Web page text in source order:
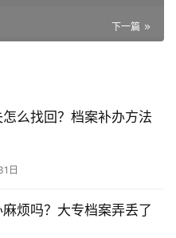
下一篇
么找回？档案补办方法
日
烦吗？大专档案弄丢了